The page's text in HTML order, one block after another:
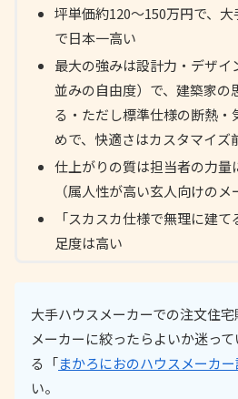
坪単価約120〜150万円で、
で日本一高い
最大の強みは設計力・デザ
並みの自由度）で、建築家の
る・ただし標準仕様の断熱
めで、快適さはカスタマイズ
仕上がりの質は担当者の力量
（属人性が高い玄人向けのメ
「スカスカ仕様で無理に建
足度は高い
大手ハウスメーカーでの注文住
メーカーに絞ったらよいか迷っ
る「まかろにおのハウスメーカ
い。